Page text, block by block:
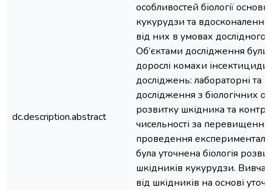
dc.description.abstract
особливостей біології
кукурудзи та вдосконалення
від них в умовах дослідного
Об’єктами дослідження
дорослі комахи
досліджень: лабораторні та
дослідження з біологічних
розвитку шкідника та
чисельності за
проведення
була уточнена біологія
шкідників кукурудзи.
від шкідників на основі